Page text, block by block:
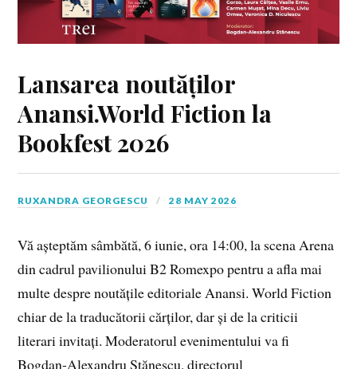
Lansarea noutăților
Anansi.World Fiction la
Bookfest 2026
RUXANDRA GEORGESCU 28 MAY 2026
Vă așteptăm sâmbătă, 6 iunie, ora 14:00, la scena Arena
din cadrul pavilionului B2 Romexpo pentru a afla mai
multe despre noutățile editoriale Anansi. World Fiction
chiar de la traducătorii cărților, dar și de la criticii
literari invitați. Moderatorul evenimentului va fi
Bogdan-Alexandru Stănescu, directorul